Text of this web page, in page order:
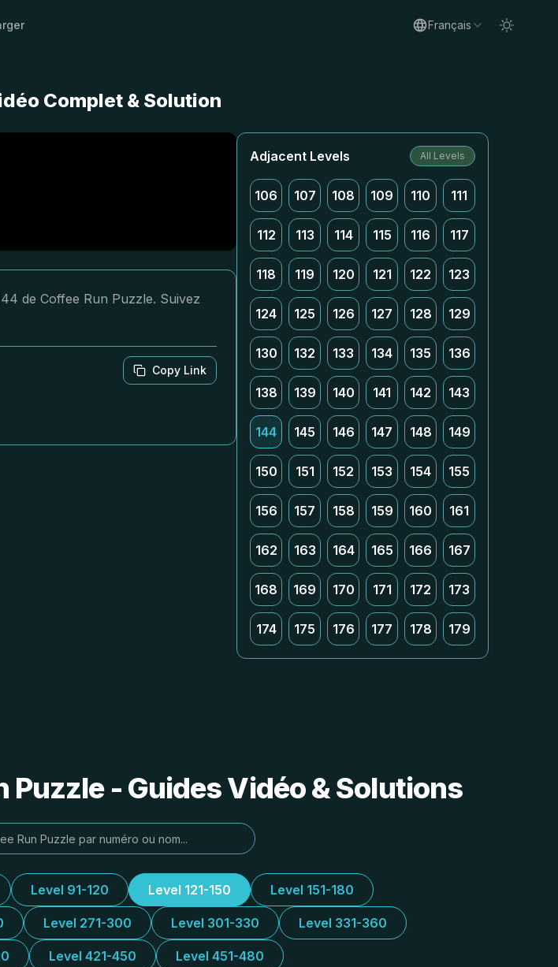
Français
Complet & Solution
de Coffee Run Puzzle. Suivez
Copy Link
Adjacent Levels All Levels
106 107 108 109 110 111
112 113 114 115 116 117
118 119 120 121 122 123
124 125 126 127 128 129
130 132 133 134 135 136
138 139 140 141 142 143
144 145 146 147 148 149
150 151 152 153 154 155
156 157 158 159 160 161
162 163 164 165 166 167
168 169 170 171 172 173
174 175 176 177 178 179
Puzzle - Guides Vidéo & Solutions
Level 91-120 Level 121-150 Level 151-180
Level 271-300 Level 301-330 Level 331-360
Level 421-450 Level 451-480